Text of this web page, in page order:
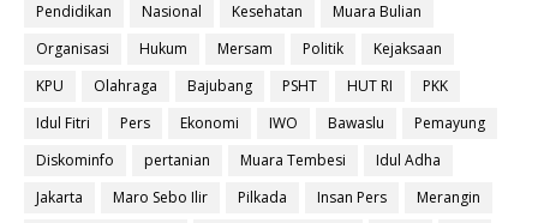
Pendidikan
Nasional Kesehatan
Muara Bulian
Organisasi
Hukum Mersam Politik
Kejaksaan
KPU
Olahraga Bajubang PSHT HUT RI
PKK
Idul Fitri
Pers Ekonomi IWO Bawaslu
Pemayung
Diskominfo
pertanian Muara Tembesi
Idul Adha
Jakarta
Maro Sebo Ilir Pilkada Insan Pers
Merangin